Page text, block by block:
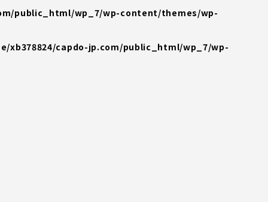
public_html/wp_7/wp-content/themes/wp-
xb378824/capdo-jp.com/public_html/wp_7/wp-